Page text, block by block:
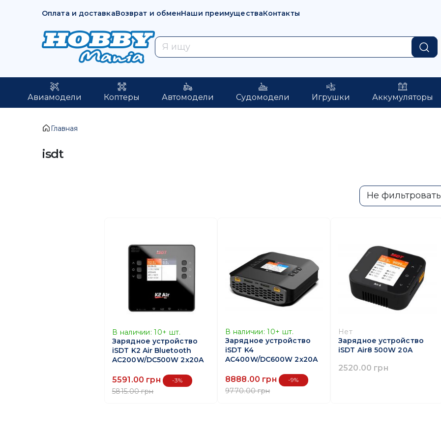
Оплата и доставкаВозврат и обменНаши преимуществаКонтакты
Авиамодели Коптеры Автомодели Судомодели Игрушки Аккумуляторы
Главная
isdt
Не фильтровать
В наличии: 10+ шт.
Зарядное устройство
iSDT K2 Air Bluetooth
AC200W/DC500W 2x20A
5591.00 грн -3%
5815.00 грн
В наличии: 10+ шт.
Зарядное устройство
iSDT K4
AC400W/DC600W 2x20A
8888.00 грн -9%
9770.00 грн
Нет
Зарядное устройство
iSDT Air8 500W 20A
2520.00 грн